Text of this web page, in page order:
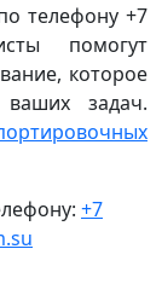
телефону +7
помогут
которое
задач.
+7